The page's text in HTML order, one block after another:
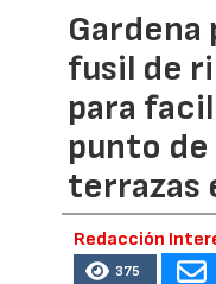
Gardena
fusil de
para
punto
terrazas
Redacción
375